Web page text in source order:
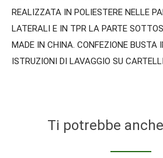
REALIZZATA IN POLIESTERE NELLE
LATERALI E IN TPR LA PARTE
MADE IN CHINA. CONFEZIONE BUSTA
ISTRUZIONI DI LAVAGGIO SU
Ti potrebbe